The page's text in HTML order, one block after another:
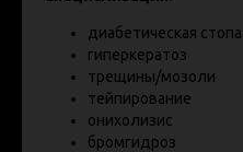
диабетическая стопа
гиперкератоз
трещины/мозоли
тейпирование
онихолизис
бромгидроз